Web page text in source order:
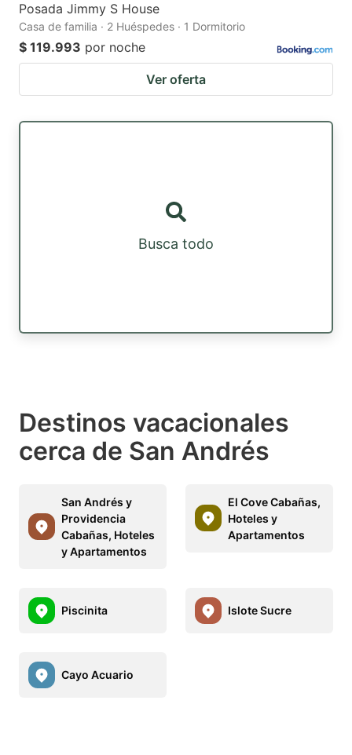
Posada Jimmy S House
Casa de familia · 2 Huéspedes · 1 Dormitorio
$ 119.993 por noche
Ver oferta
Busca todo
Destinos vacacionales
cerca de San Andrés
San Andrés y
Providencia
Cabañas, Hoteles
y Apartamentos
El Cove Cabañas,
Hoteles y
Apartamentos
Piscinita Islote Sucre
Cayo Acuario